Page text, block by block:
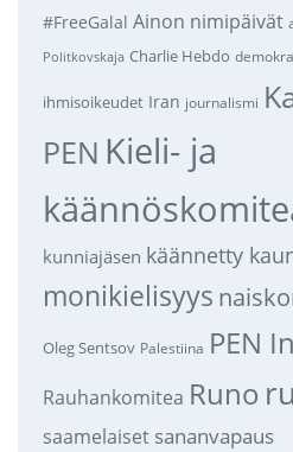
#FreeGalal Ainon nimipäivät
Politkovskaja Charlie Hebdo
ihmisoikeudet Iran journalismi
PEN Kieli- ja
kunniajäsen käännetty
monikielisyys
Oleg Sentsov Palestiina PEN
Rauhankomitea Runo
saamelaiset sananvapaus